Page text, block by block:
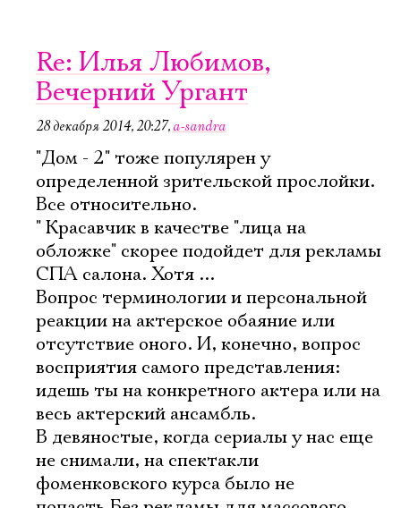
Re: Илья Любимов,
Вечерний Ургант
28 декабря 2014, 20:27, a-sandra
"Дом - 2" тоже популярен у
определенной зрительской прослойки.
Все относительно.
" Красавчик в качестве "лица на
обложке" скорее подойдет для рекламы
СПА салона. Хотя ...
Вопрос терминологии и персональной
реакции на актерское обаяние или
отсутствие оного. И, конечно, вопрос
восприятия самого представления:
идешь ты на конкретного актера или на
весь актерский ансамбль.
В девяностые, когда сериалы у нас еще
не снимали, на спектакли
фоменковского курса было не
Электропочта